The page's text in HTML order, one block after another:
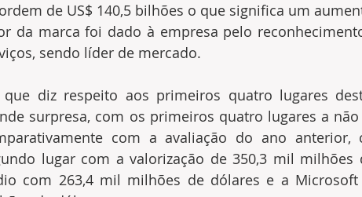
de US$ 140,5 bilhões o que significa um
da marca foi dado à empresa pelo
sendo líder de mercado.
que diz respeito aos primeiros quatro lugares
surpresa, com os primeiros quatro lugares a
com a avaliação do ano
lugar com a valorização de 350,3 mil milhões
com 263,4 mil milhões de dólares e a